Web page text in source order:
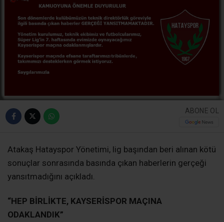
ABONE OL
Atakaş Hatayspor Yönetimi, lig başından beri alınan kötü
sonuçlar sonrasında basında çıkan haberlerin gerçeği
yansıtmadığını açıkladı.
“HEP BİRLİKTE, KAYSERİSPOR MAÇINA
ODAKLANDIK”